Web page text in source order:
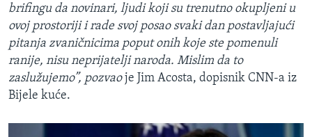
brifingu da novinari, ljudi koji su trenutno okupljeni u
ovoj prostoriji i rade svoj posao svaki dan postavljajući
pitanja zvaničnicima poput onih koje ste pomenuli
ranije, nisu neprijatelji naroda. Mislim da to
zaslužujemo”, pozvaoje Jim Acosta, dopisnik CNN-a iz
Bijele kuće.